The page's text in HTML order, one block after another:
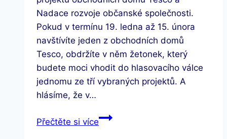
Nadace rozvoje občanské společnosti.
Pokud v termínu 19. ledna až 15. února
navštívíte jeden z obchodních domů
Tesco, obdržíte v něm žetonek, který
budete moci vhodit do hlasovacího válce
jednomu ze tří vybraných projektů. A
hlásíme, že v…
Přečtěte si víceSprávný